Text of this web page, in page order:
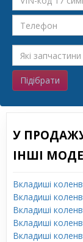
Підібрати
У
ІНШІ
Вкладиші
Вкладиші
Вкладиші
Вкладиші
Вкладиші